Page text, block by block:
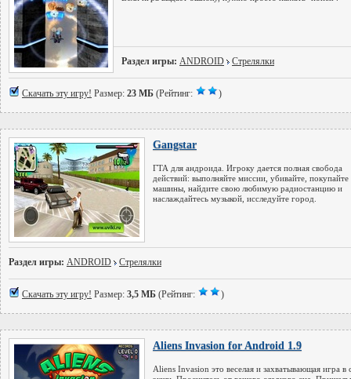
Раздел игры: ANDROID Стрелялки
Скачать эту игру! Размер: 23 МБ (Рейтинг: )
Gangstar
ГТА для андроида. Игроку дается полная свобода
действий: выполняйте миссии, убивайте, покупайте
машины, найдите свою любимую радиостанцию и
наслаждайтесь музыкой, исследуйте город.
Раздел игры: ANDROID Стрелялки
Скачать эту игру! Размер: 3,5 МБ (Рейтинг: )
Aliens Invasion for Android 1.9
Aliens Invasion это веселая и захватывающая игра в